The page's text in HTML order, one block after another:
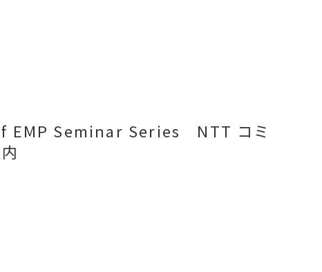
EMP Seminar Series NTT コミ